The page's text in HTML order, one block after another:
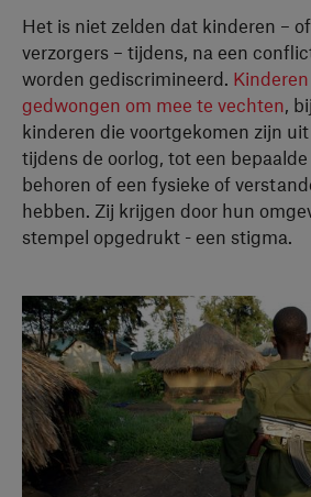
Het is niet zelden dat kinderen –
verzorgers – tijdens, na een
worden gediscrimineerd.
gedwongen om mee te vechten,
kinderen die voortgekomen zijn
tijdens de oorlog, tot een
behoren of een fysieke of
hebben. Zij krijgen door hun
stempel opgedrukt - een stigma.